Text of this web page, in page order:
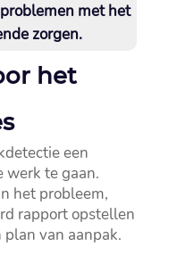
met het
zorgen.​
het
een
werk te gaan.​
het probleem,
rapport opstellen
van aanpak.​